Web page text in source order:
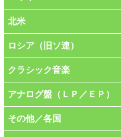
北米
ロシア（旧ソ連）
クラシック音楽
アナログ盤（ＬＰ／ＥＰ）
その他／各国